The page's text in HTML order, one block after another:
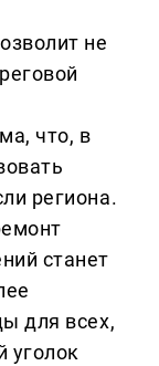
не
что, в
региона.
станет
для всех,
уголок